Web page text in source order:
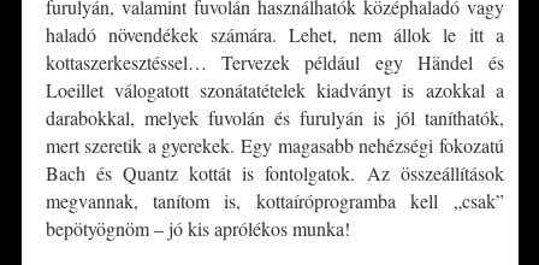
furulyán, valamint fuvolán használhatók középhaladó vagy
haladó növendékek számára. Lehet, nem állok le itt a
kottaszerkesztéssel… Tervezek például egy Händel és
Loeillet válogatott szonátatételek kiadványt is azokkal a
darabokkal, melyek fuvolán és furulyán is jól taníthatók,
mert szeretik a gyerekek. Egy magasabb nehézségi fokozatú
Bach és Quantz kottát is fontolgatok. Az összeállítások
megvannak, tanítom is, kottaíróprogramba kell „csak”
bepötyögnöm – jó kis aprólékos munka!